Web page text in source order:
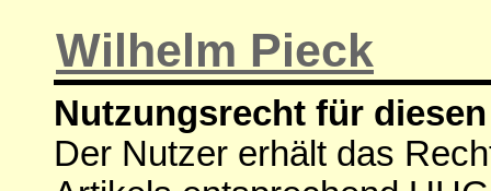
Wilhelm Pieck
Nutzungsrecht für
Der Nutzer erhält das